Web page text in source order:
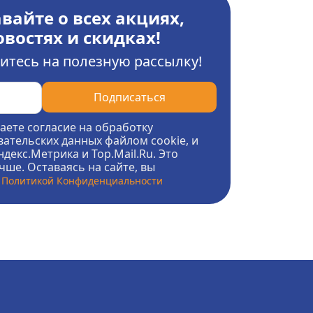
о всех акциях,
и скидках!
на полезную рассылку!
Подписаться
согласие на обработку
данных файлом cookie, и
и Top.Mail.Ru. Это
Оставаясь на сайте, вы
Политикой Конфиденциальности